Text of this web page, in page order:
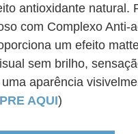
antioxidante natural.
com Complexo Anti-
um efeito
sem brilho,
aparência
AQUI)